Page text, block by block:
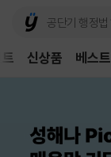
신상품 베스트